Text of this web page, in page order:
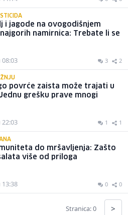
i jagode na ovogodišnjem
namirnica: Trebate li se
08:03 3 2
povrće zaista može trajati u
grešku prave mnogi
22:03 1 1
do mršavljenja: Zašto
više od priloga
13:38 0 0
Stranica: 0 >